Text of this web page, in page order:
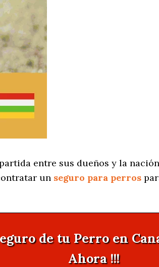
entre sus dueños y la
un seguro para perros
de tu Perro en
Ahora !!!